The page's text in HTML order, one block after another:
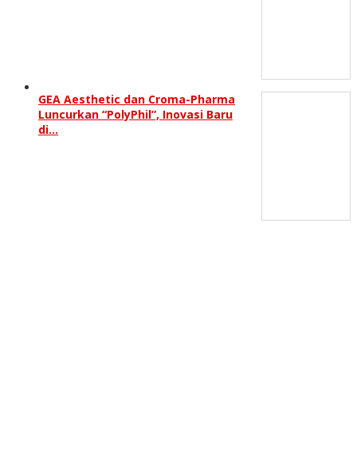
GEA Aesthetic dan Croma-Pharma
Luncurkan “PolyPhil”, Inovasi Baru
di…